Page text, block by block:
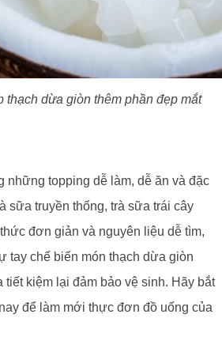
thạch dừa giòn thêm phần đẹp mắt
những topping dễ làm, dễ ăn và đặc
sữa truyền thống, trà sữa trái cây
đơn giản và nguyên liệu dễ tìm,
tay chế biến món thạch dừa giòn
tiết kiệm lại đảm bảo vệ sinh. Hãy bắt
để làm mới thực đơn đồ uống của